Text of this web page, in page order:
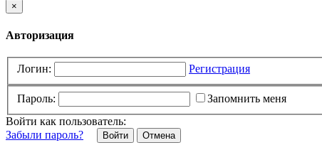
×
Авторизация
Логин: Регистрация
Пароль:
Запомнить меня
Войти как пользователь:
Забыли пароль?
Отмена